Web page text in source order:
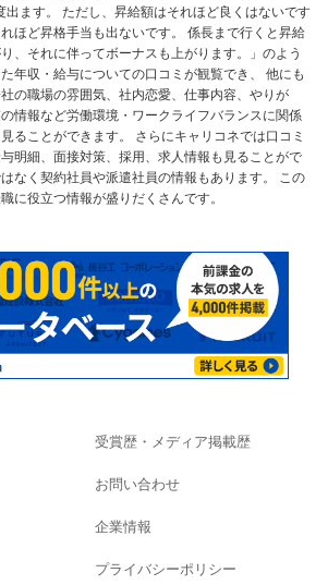
出ます。 ただし、昇給額はそれほど良くはないです
ほど昇格手当も出ないです。 係長まで行くと昇給
、それに伴ってボーナスも上がります。」のよう
年収・給与についての口コミが観覧でき、 他にも
の職場の雰囲気、社内恋愛、仕事内容、やりが
情報など労働環境・ワークライフバランスに関係
ることができます。 さらにキャリコネでは口コミ
明細、面接対策、採用、求人情報も見ることがで
なく契約社員や派遣社員の情報もあります。 この
に役立つ情報が盛りだくさんです。
受賞歴・メディア掲載歴
お問い合わせ
企業情報
プライバシーポリシー